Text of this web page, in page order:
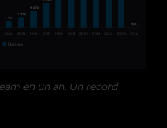
en un an. Un record